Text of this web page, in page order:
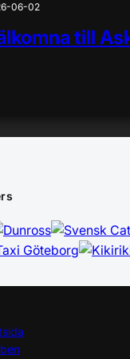
06-02
till